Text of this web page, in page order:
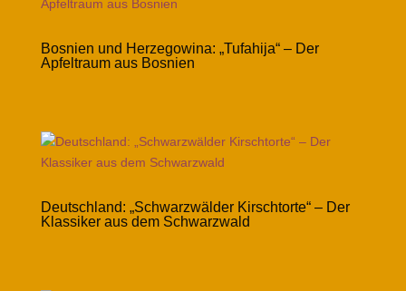
Bosnien und Herzegowina: „Tufahija“ – Der
Apfeltraum aus Bosnien
Deutschland: „Schwarzwälder Kirschtorte“ – Der
Klassiker aus dem Schwarzwald